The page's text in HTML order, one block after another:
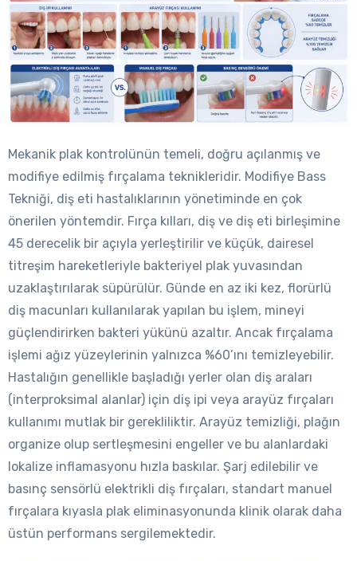
Mekanik plak kontrolünün temeli, doğru açılanmış ve
modifiye edilmiş fırçalama teknikleridir. Modifiye Bass
Tekniği, diş eti hastalıklarının yönetiminde en çok
önerilen yöntemdir. Fırça kılları, diş ve diş eti birleşimine
45 derecelik bir açıyla yerleştirilir ve küçük, dairesel
titreşim hareketleriyle bakteriyel plak yuvasından
uzaklaştırılarak süpürülür. Günde en az iki kez, florürlü
diş macunları kullanılarak yapılan bu işlem, mineyi
güçlendirirken bakteri yükünü azaltır. Ancak fırçalama
işlemi ağız yüzeylerinin yalnızca %60’ını temizleyebilir.
Hastalığın genellikle başladığı yerler olan diş araları
(interproksimal alanlar) için diş ipi veya arayüz fırçaları
kullanımı mutlak bir gerekliliktir. Arayüz temizliği, plağın
organize olup sertleşmesini engeller ve bu alanlardaki
lokalize inflamasyonu hızla baskılar. Şarj edilebilir ve
basınç sensörlü elektrikli diş fırçaları, standart manuel
fırçalara kıyasla plak eliminasyonunda klinik olarak daha
üstün performans sergilemektedir.